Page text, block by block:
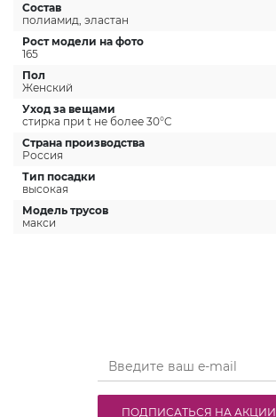
Состав
полиамид, эластан
Рост модели на фото
165
Пол
Женский
Уход за вещами
стирка при t не более 30°C
Страна производства
Россия
Тип посадки
высокая
Модель трусов
макси
ПОДПИСАТЬСЯ НА АКЦИИ